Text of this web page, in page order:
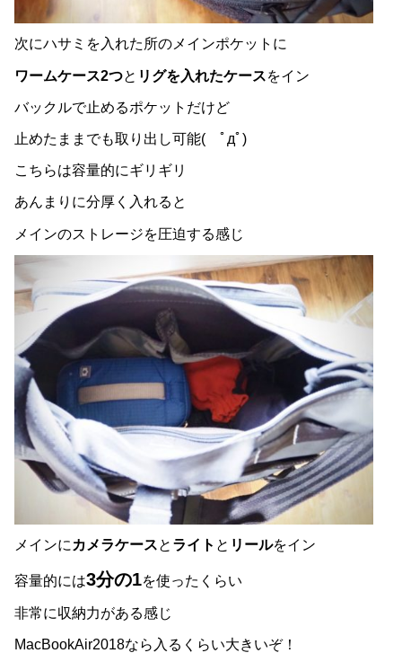
次にハサミを入れた所のメインポケットに
ワームケース2つと リグを入れたケースをイン
バックルで止めるポケットだけど
止めたままでも取り出し可能( ﾟдﾟ)
こちらは容量的にギリギリ
あんまりに分厚く入れると
メインのストレージを圧迫する感じ
メインに カメラケースと ライト と リールをイン
容量的には3分の1を使ったくらい
非常に収納力がある感じ
MacBookAir2018なら入るくらい大きいぞ！